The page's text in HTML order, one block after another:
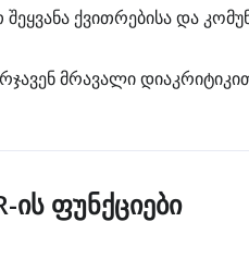
ქვითრებისა და
მრავალი
ის ფუნქციები